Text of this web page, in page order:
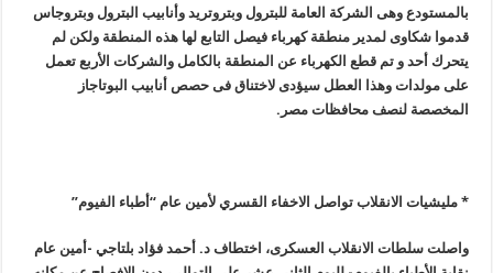
بالمستودع وهى الشركة العامة للبترول وبتروتريد وأنابيب البترول وبتروجاس
قدموا شكاوى لمدير منطقة كهرباء فيصل التابع لها هذه المنطقة ولكن لم
يتحرك أحد و تم قطع الكهرباء عن المنطقة بالكامل والشركات الأربع تعمل
على مولدات وهذا العطل سيؤدى لاختناق فى حصص أنابيب البوتاجاز
المخصصة لنصف محافظات مصر .
* مليشيات الانقلاب تواصل الاخفاء القسري لأمين عام “أطباء الفيوم”
واصلت سلطات الانقلاب العسكرى، اختطاف د. أحمد فؤاد بلتاجي -أمين عام